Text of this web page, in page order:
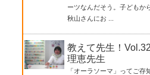
ーツなんだそう。子どもか
秋山さんにお ...
教えて先生！
理恵先生
「オーラソーマ」ってご